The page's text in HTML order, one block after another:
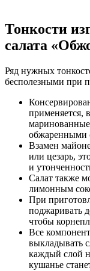
Тонкости
салата
Ряд нужных
бесполезными при
применяется,
обжаренными
Взамен
или цезарь,
и
Салат также
лимонным
При
поджаривать
чтобы
Все
выкладывать
каждый слой
кушанье